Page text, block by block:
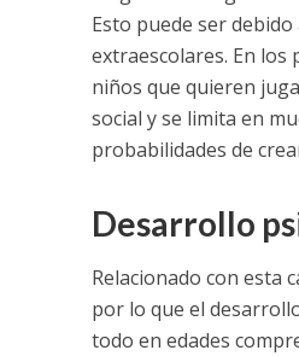
Esto puede ser
extraescolares. En los
niños que quieren
social y se limita en
probabilidades de
Desarrollo
Relacionado con esta
por lo que el
todo en edades